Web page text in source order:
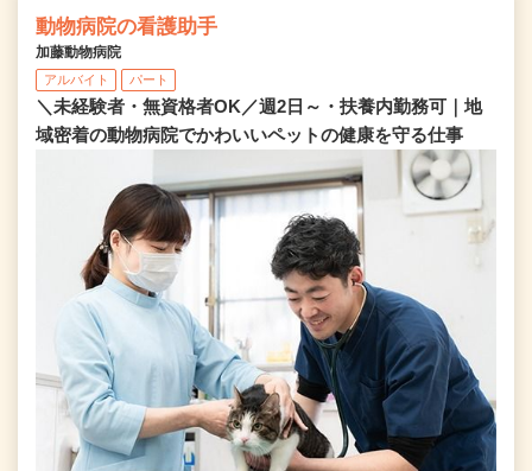
動物病院の看護助手
加藤動物病院
アルバイト パート
＼未経験者・無資格者OK／週2日～・扶養内勤務可｜地
域密着の動物病院でかわいいペットの健康を守る仕事